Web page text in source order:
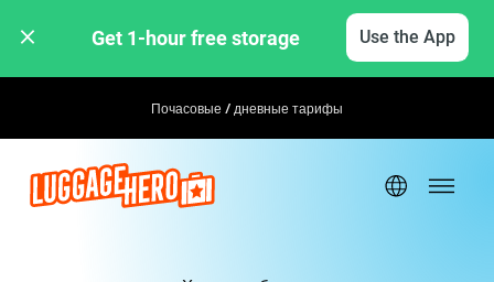
Get 1-hour free storage Use the App
Почасовые / дневные тарифы